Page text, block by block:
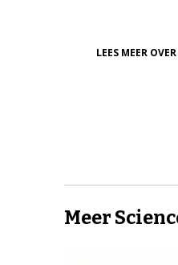
LEES MEER OVER
Meer